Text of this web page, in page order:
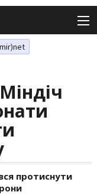
протиснути